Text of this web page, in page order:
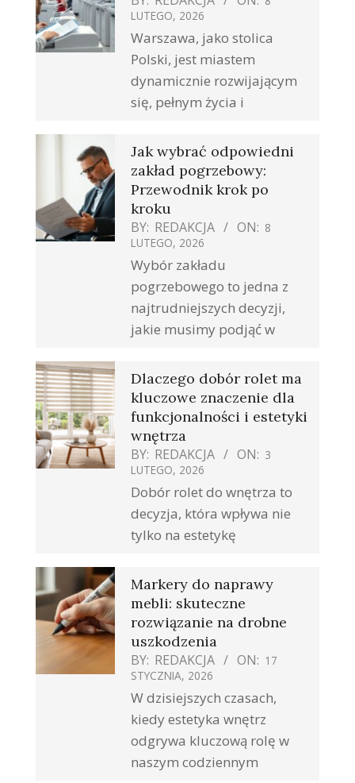
LUTEGO, 2026
Warszawa, jako stolica
Polski, jest miastem
dynamicznie rozwijającym
się, pełnym życia i
Jak wybrać odpowiedni
zakład pogrzebowy:
Przewodnik krok po
kroku
BY: REDAKCJA ON: 8
LUTEGO, 2026
Wybór zakładu
pogrzebowego to jedna z
najtrudniejszych decyzji,
jakie musimy podjąć w
Dlaczego dobór rolet ma
kluczowe znaczenie dla
funkcjonalności i estetyki
wnętrza
BY: REDAKCJA ON: 3
LUTEGO, 2026
Dobór rolet do wnętrza to
decyzja, która wpływa nie
tylko na estetykę
Markery do naprawy
mebli: skuteczne
rozwiązanie na drobne
uszkodzenia
BY: REDAKCJA ON: 17
STYCZNIA, 2026
W dzisiejszych czasach,
kiedy estetyka wnętrz
odgrywa kluczową rolę w
naszym codziennym